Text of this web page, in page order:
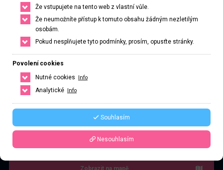
73 594 zhlédnutí
let Velikost C
Bratislava, Bratislavský kraj, Slovenská republika
Řekněte že voláte z webu www.privatzone.com
4.0 Recenze: 1
Zobrazit na mapě
Že vstupujete na tento web z vlastní vůle.
Že neumožníte přístup k tomuto obsahu žádným nezletilým
osobám.
Pokud nesplňujete tyto podmínky, prosím, opusťte stránky.
Povolení cookies
Nutné cookies
Info
Analytické Info
Souhlasím
Nesouhlasím